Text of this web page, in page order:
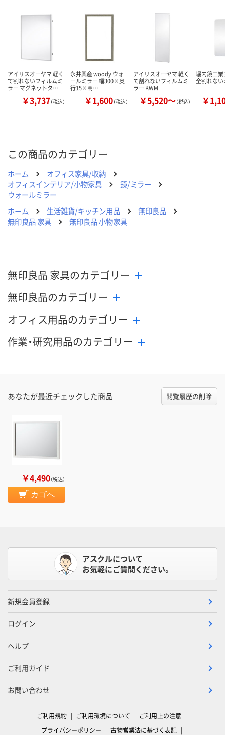
数量
カゴへ
アイリスオーヤマ 軽く
て割れないフィルムミ
ラー マグネットタ…
￥3,737（税込）
永井興産 woody ウォ
ールミラー 幅300×奥
行15×高…
￥1,600（税込）
アイリスオーヤマ 軽く
て割れないフィルムミ
ラー KWM
￥5,520～（税込）
堀内鏡工業
全割れな
￥
この商品のカテゴリー
ホーム
オフィス家具/収納
オフィスインテリア/小物家具
鏡/ミラー
ウォールミラー
ホーム
生活雑貨/キッチン用品
無印良品
無印良品 家具
無印良品 小物家具
無印良品 家具のカテゴリー
無印良品のカテゴリー
オフィス用品のカテゴリー
作業・研究用品のカテゴリー
あなたが最近チェックした商品 閲覧履歴の削除
￥4,490（税込）
カゴへ
アスクルについて
お気軽にご質問ください。
新規会員登録
ログイン
ヘルプ
ご利用ガイド
お問い合わせ
ご利用規約 ご利用環境について
ご利用上の注意
プライバシーポリシー
古物営業法に基づく表記